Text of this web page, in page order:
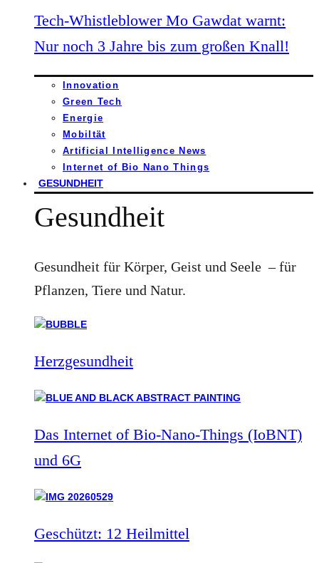
Tech-Whistleblower Mo Gawdat warnt:
Nur noch 3 Jahre bis zum großen Knall!
Innovation
Green Tech
Energie
Mobiltät
Artificial Intelligence News
Internet of Bio Nano Things
GESUNDHEIT
Gesundheit
Gesundheit für Körper, Geist und Seele – für
Pflanzen, Tiere und Natur.
Herzgesundheit
Das Internet of Bio-Nano-Things (IoBNT)
und 6G
Geschützt: 12 Heilmittel